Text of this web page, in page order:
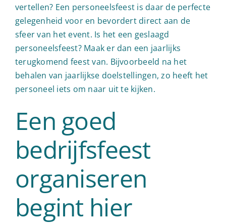
vertellen? Een personeelsfeest is daar de perfecte
gelegenheid voor en bevordert direct aan de
sfeer van het event. Is het een geslaagd
personeelsfeest? Maak er dan een jaarlijks
terugkomend feest van. Bijvoorbeeld na het
behalen van jaarlijkse doelstellingen, zo heeft het
personeel iets om naar uit te kijken.
Een goed
bedrijfsfeest
organiseren
begint hier